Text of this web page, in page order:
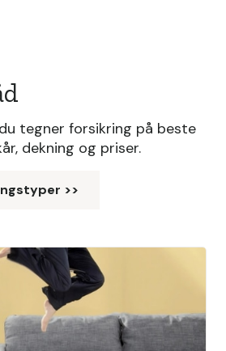
tegner forsikring på beste
dekning og priser.
>>